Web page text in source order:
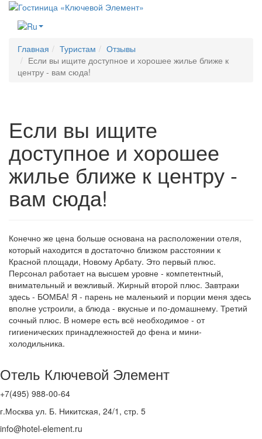
Главная Туристам
Отзывы
Если вы ищите доступное и хорошее жилье ближе к
центру - вам сюда!
Если вы ищите
доступное и хорошее
жилье ближе к центру -
вам сюда!
Конечно же цена больше основана на расположении отеля,
который находится в достаточно близком расстоянии к
Красной площади, Новому Арбату. Это первый плюс.
Персонал работает на высшем уровне - компетентный,
внимательный и вежливый. Жирный второй плюс. Завтраки
здесь - БОМБА! Я - парень не маленький и порции меня здесь
вполне устроили, а блюда - вкусные и по-домашнему. Третий
сочный плюс. В номере есть всё необходимое - от
гигиенических принадлежностей до фена и мини-
холодильника.
Отель Ключевой Элемент
+7(495) 988-00-64
г.Москва ул. Б. Никитская, 24/1, стр. 5
info@hotel-element.ru